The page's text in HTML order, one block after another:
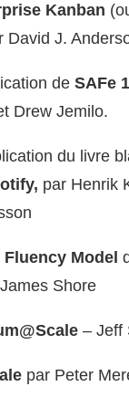
Kanban
David J.
de SAFe
Drew Jemilo.
du livre
par Henrik
Model
Shore
– Jeff
par Peter